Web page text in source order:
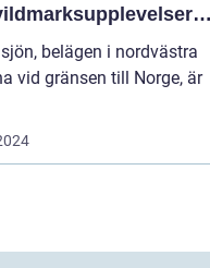
håll
belägen i nordvästra
vid gränsen till Norge, är